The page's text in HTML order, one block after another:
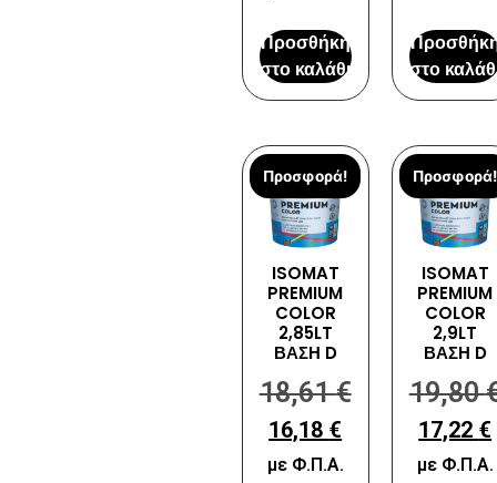
Προσθήκη
στο καλάθι
στο
Προσφορά!
ISOMAT
PREMIUM
COLOR
2,85LT
ΒΑΣΗ D
18,61€
16,18 €
με Φ.Π.Α.
Προσφορά!
ISOMAT
PREMIUM
COLOR
2,9LT
ΒΑΣΗ D
19,80
17,22 €
με Φ.Π.Α.